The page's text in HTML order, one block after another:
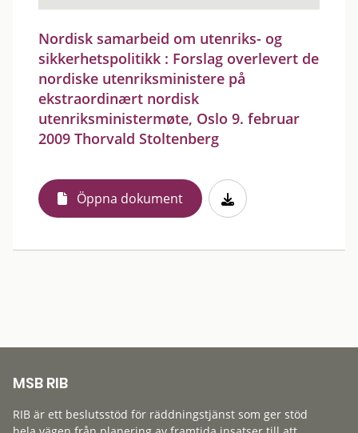
Nordisk samarbeid om utenriks- og
sikkerhetspolitikk : Forslag overlevert de
nordiske utenriksministere på
ekstraordinært nordisk
utenriksministermøte, Oslo 9. februar
2009 Thorvald Stoltenberg
Öppna dokument
MSB RIB
RIB är ett beslutsstöd för räddningstjänst som ger stöd